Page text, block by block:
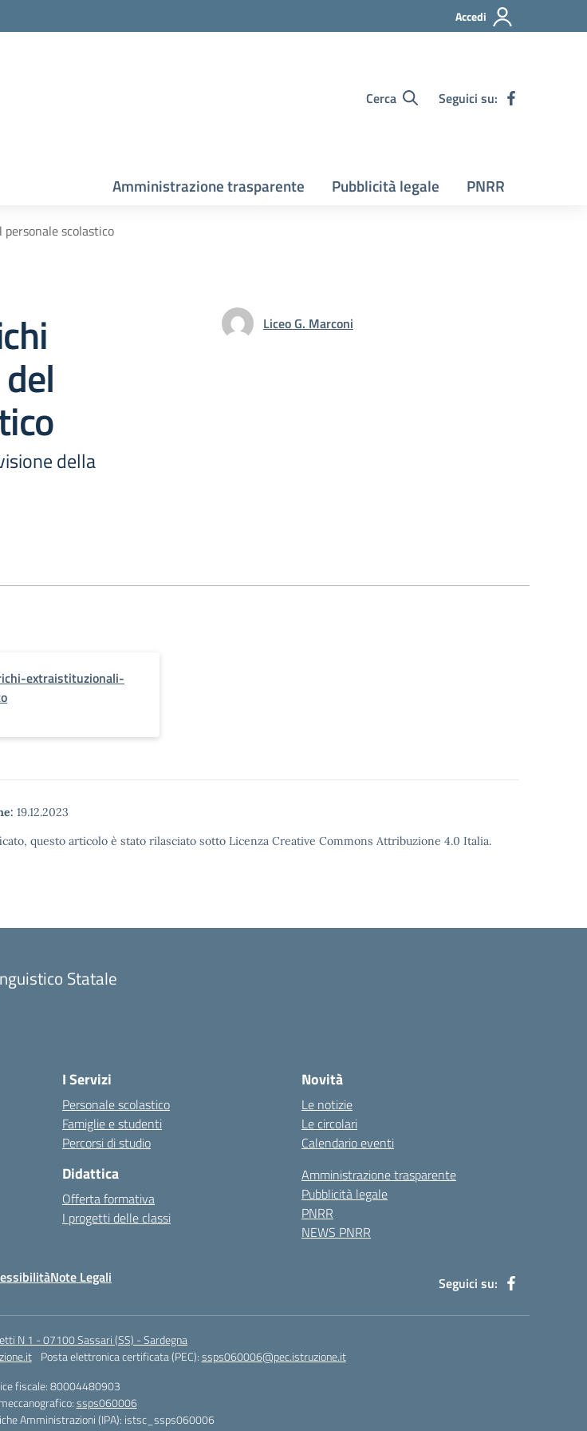
Accedi
Cerca Seguici su:
Amministrazione trasparente Pubblicità legale PNRR
scolastico
della
Liceo G. Marconi
extraistituzionali-
19.12.2023
questo articolo è stato rilasciato sotto Licenza Creative Commons Attribuzione 4.0 Italia.
Statale
I Servizi
Personale scolastico
Famiglie e studenti
Percorsi di studio
Didattica
Offerta formativa
I progetti delle classi
Novità
Le notizie
Le circolari
Calendario eventi
Amministrazione trasparente
Pubblicità legale
PNRR
NEWS PNRR
Note Legali Seguici su:
N 1 - 07100 Sassari (SS) - Sardegna
Posta elettronica certificata (PEC):ssps060006@pec.istruzione.it
fiscale: 80004480903
ssps060006
Amministrazioni (IPA): istsc_ssps060006